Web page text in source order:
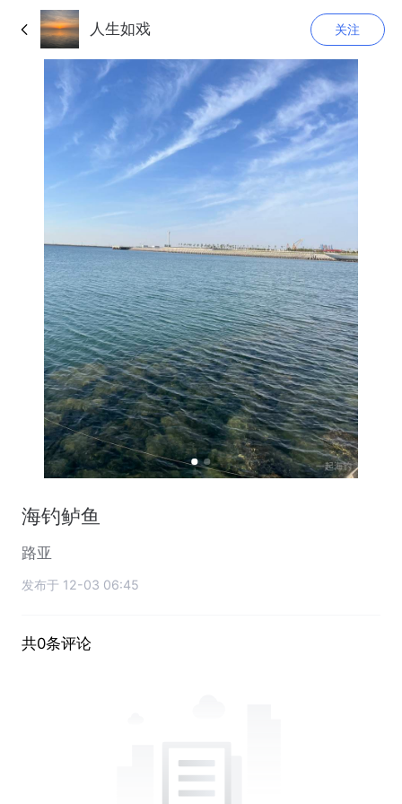
人生如戏 关注
海钓鲈鱼
路亚
发布于 12-03 06:45
共0条评论